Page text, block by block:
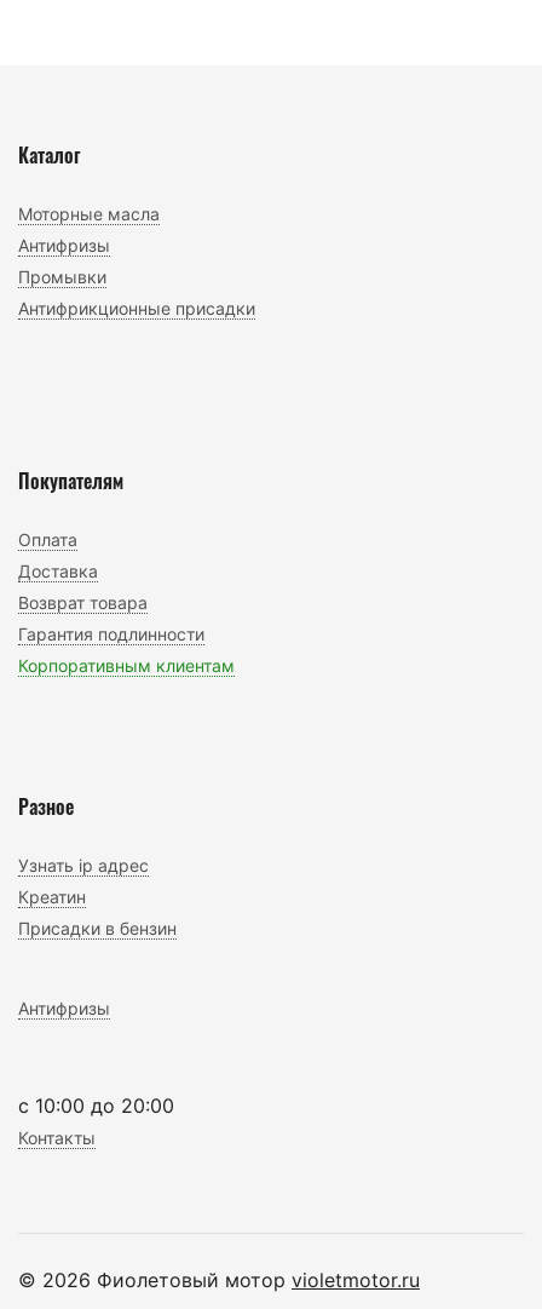
Каталог
Моторные масла
Антифризы
Промывки
Антифрикционные присадки
Покупателям
Оплата
Доставка
Возврат товара
Гарантия подлинности
Корпоративным клиентам
Разное
Узнать ip адрес
Креатин
Присадки в бензин
Антифризы
c 10:00 до 20:00
Контакты
© 2026 Фиолетовый мотор violetmotor.ru